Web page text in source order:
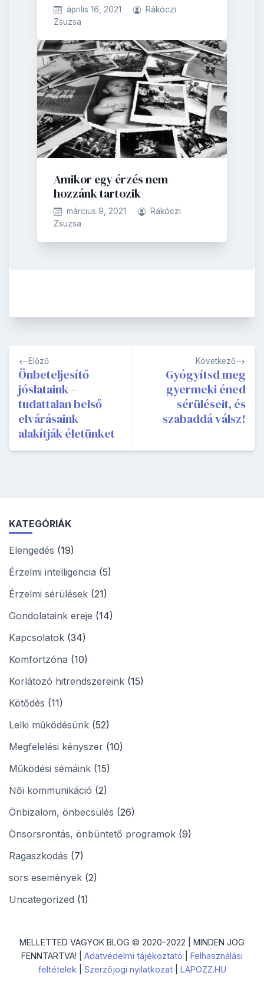
április 16, 2021
Rákóczi
Zsuzsa
Amikor egy érzés nem
hozzánk tartozik
március 9, 2021
Rákóczi
Zsuzsa
Bejegyzés
navigáció
Előző
Önbeteljesítő
jóslataink –
tudattalan belső
elvárásaink
alakítják életünket
Következő
Gyógyítsd meg
gyermeki éned
sérüléseit, és
szabaddá válsz!
KATEGÓRIÁK
Elengedés (19)
Érzelmi intelligencia (5)
Érzelmi sérülések (21)
Gondolataink ereje (14)
Kapcsolatok (34)
Komfortzóna (10)
Korlátozó hitrendszereink (15)
Kötődés (11)
Lelki működésünk (52)
Megfelelési kényszer (10)
Működési sémáink (15)
Női kommunikáció (2)
Önbizalom, önbecsülés (26)
Önsorsrontás, önbüntető programok (9)
Ragaszkodás (7)
sors események (2)
Uncategorized (1)
MELLETTED VAGYOK BLOG © 2020-2022 | MINDEN JOG
FENNTARTVA! | Adatvédelmi tájékoztató
Felhasználási
feltételek
Szerzőjogi nyilatkozat| LAPOZZ.HU